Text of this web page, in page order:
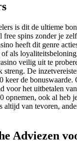
is dit de ultieme
free spins zonder je
heeft dit genre
als
veilig uit te
streng. De
keer de
voor het uitbetalen
opnemen, ook al heb
altijd van tevoren,
Adviezen